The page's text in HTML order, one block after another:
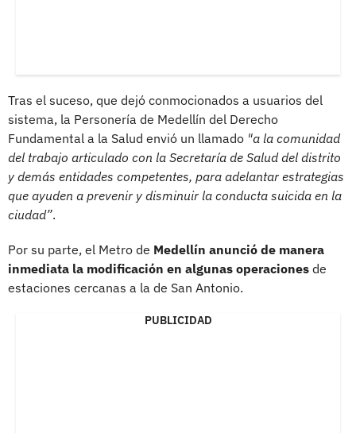
Tras el suceso, que dejó conmocionados a usuarios del
sistema, la Personería de Medellín del Derecho
Fundamental a la Salud envió un llamado "a la comunidad
del trabajo articulado con la Secretaría de Salud del distrito
y demás entidades competentes, para adelantar estrategias
que ayuden a prevenir y disminuir la conducta suicida en la
ciudad”.
Por su parte, el Metro de Medellín anunció de manera
inmediata la modificación en algunas operaciones de
estaciones cercanas a la de San Antonio.
PUBLICIDAD